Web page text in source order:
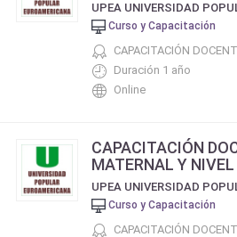
Curso y Capacitación
CAPACITACIÓN
Duración 1 año
Online
CAPACITACIÓN
MATERNAL Y
Curso y Capacitación
CAPACITACIÓN